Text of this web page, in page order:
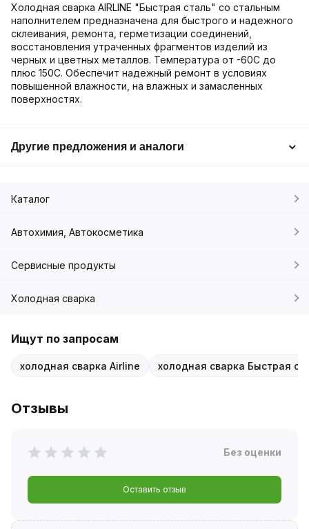
Холодная сварка AIRLINE "Быстрая сталь" со стальным
наполнителем предназначена для быстрого и надежного
склеивания, ремонта, герметизации соединений,
восстановления утраченных фрагментов изделий из
черных и цветных металлов. Температура от -60С до
плюс 150С. Обеспечит надежный ремонт в условиях
повышенной влажности, на влажных и замасленных
поверхностях.
Другие предложения и аналоги
Каталог
Автохимия, Автокосметика
Сервисные продукты
Холодная сварка
Ищут по запросам
холодная сварка Airline холодная сварка Быстрая
Отзывы
Без оценки
Оставить отзыв